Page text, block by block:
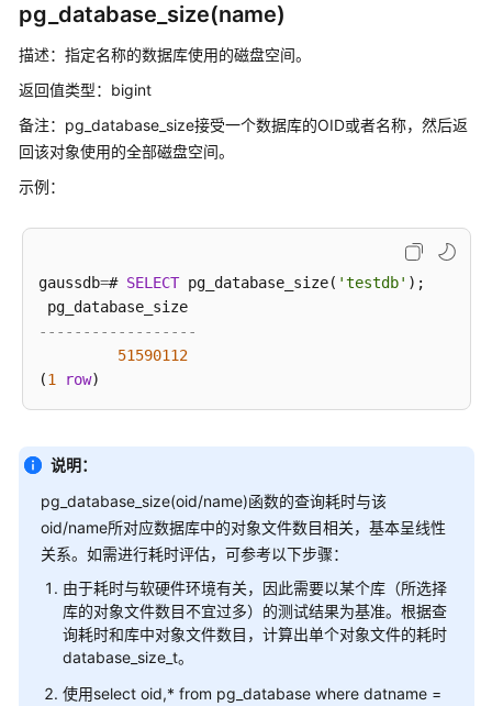
开
发
指
开
南
布
式
指
南
（集
中
式
8.x）
数
据
库
pg_database_size(name)
描述：指定名称的数据库使用的磁盘空间。
返回值类型：bigint
备注：pg_database_size接受一个数据库的OID或者名称，然后返
回该对象使用的全部磁盘空间。
示例：
gaussdb=# SELECT pg_database_size( 'testdb' );
------------------
51590112
(1 row
说明：
pg_database_size(oid/name)函数的查询耗时与该
oid/name所对应数据库中的对象文件数目相关，基本呈线性
关系。如需进行耗时评估，可参考以下步骤：
由于耗时与软硬件环境有关，因此需要以某个库（所选择
库的对象文件数目不宜过多）的测试结果为基准。根据查
询耗时和库中对象文件数目，计算出单个对象文件的耗时
database_size_t。
使用select oid,* from pg_database where datname =